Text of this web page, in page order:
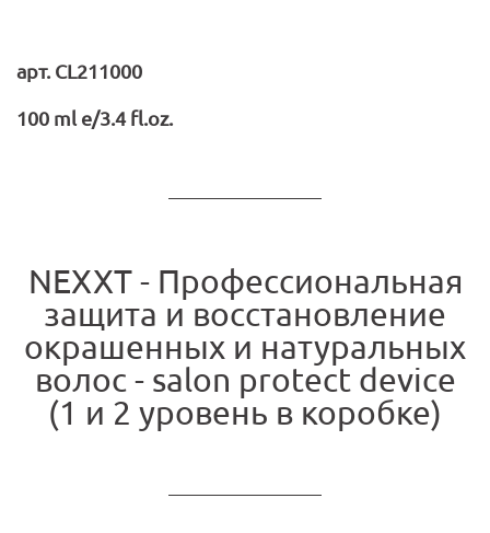
арт. CL211000
100 ml e/3.4fl.oz.
NEXXT - Профессиональная
защита и восстановление
окрашенных и натуральных
волос - salon protect device
(1 и 2 уровень в коробке)